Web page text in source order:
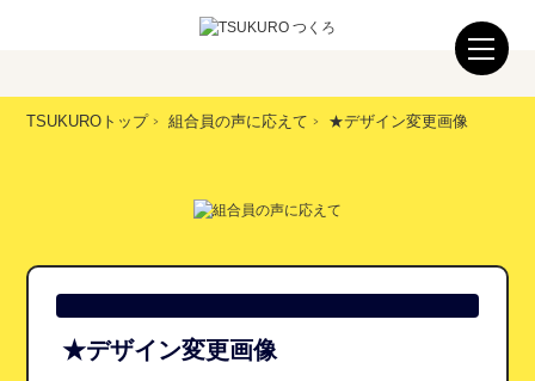
TSUKUROトップ 組合員の声に応えて ★デザイン変更画像
★デザイン変更画像